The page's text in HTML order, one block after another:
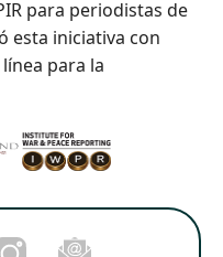
para periodistas de
esta iniciativa con
para la
FollowEmail